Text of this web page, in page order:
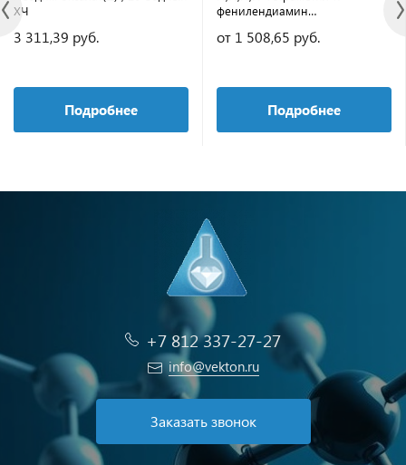
ХЧ
3 311,39 руб.
Подробнее
фенилендиамин
от 1 508,65 руб.
Подробнее
+7 812 337-27-27
info@vekton.ru
Заказать звонок